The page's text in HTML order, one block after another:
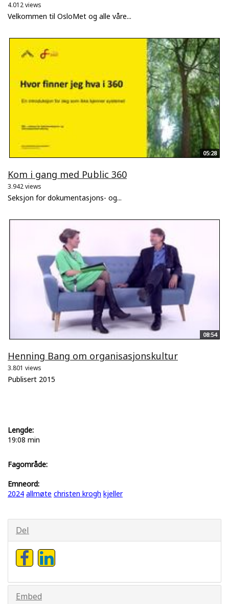
4.012 views
Velkommen til OsloMet og alle våre...
05:28
Kom i gang med Public 360
3.942 views
Seksjon for dokumentasjons- og...
08:54
Henning Bang om organisasjonskultur
3.801 views
Publisert 2015
Lengde:
19:08 min
Fagområde:
Emneord:
2024 allmøte christen krogh kjeller
Del
Embed